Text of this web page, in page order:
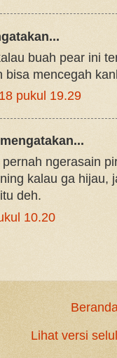
buah pear ini
bisa mencegah
pukul 19.29
mengatakan...
ngerasain
kalau ga hijau,
deh.
10.20
Lihat versi